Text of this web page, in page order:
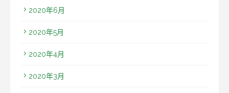
2020年6月
2020年5月
2020年4月
2020年3月